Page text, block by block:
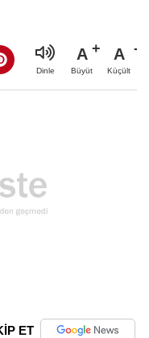
Dinle
A
Büyüt
A
Küçült
ET